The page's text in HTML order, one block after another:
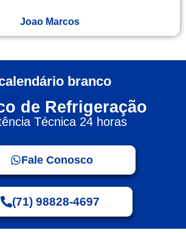
Joao Marcos
de Refrigeração
Técnica 24 horas
Fale Conosco
(71) 98828-4697